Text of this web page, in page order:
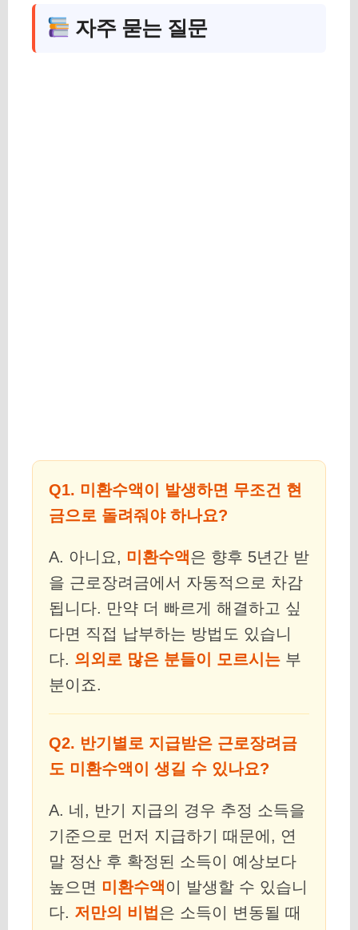
자주 묻는 질문
Q1. 미환수액이 발생하면 무조건 현
금으로 돌려줘야 하나요?
A. 아니요, 미환수액은 향후 5년간 받
을 근로장려금에서 자동적으로 차감
됩니다. 만약 더 빠르게 해결하고 싶
다면 직접 납부하는 방법도 있습니
다. 의외로 많은 분들이 모르시는 부
분이죠.
Q2. 반기별로 지급받은 근로장려금
도 미환수액이 생길 수 있나요?
A. 네, 반기 지급의 경우 추정 소득을
기준으로 먼저 지급하기 때문에, 연
말 정산 후 확정된 소득이 예상보다
높으면 미환수액이 발생할 수 있습니
다. 저만의 비법 은 소득이 변동될 때